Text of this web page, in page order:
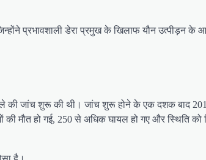
प्रभावशाली डेरा प्रमुख के खिलाफ यौन उत्पीड़न के
की जांच शुरू की थी। जांच शुरू होने के एक दशक बाद
मौत हो गई, 250 से अधिक घायल हो गए और स्थिति को